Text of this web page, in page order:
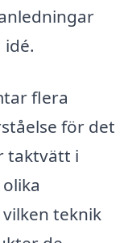
flera
för det
taktvätt i
teknik